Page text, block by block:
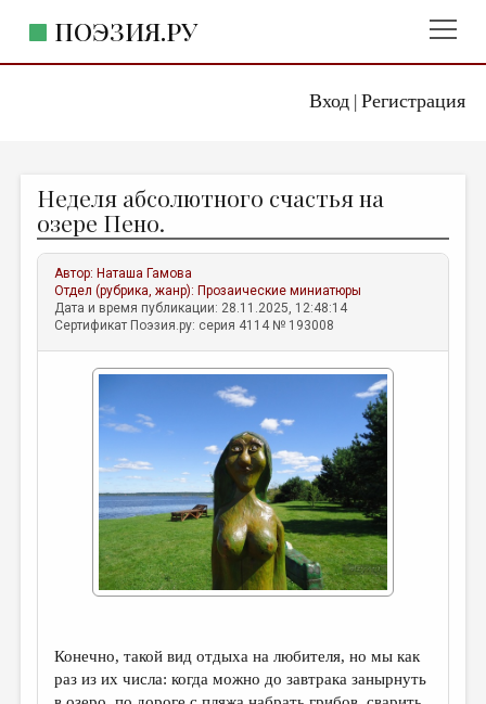
Вход| Регистрация
ПОЭЗИЯ.РУ
ЖАНРЫ
АВТОРЫ
КОММЕНТАРИИ
ЛИТСАЛОН
ДАЙДЖЕСТ
ПРОИЗВЕДЕНИЯ
ПЕРЕВОДЫ
ДЕТСКАЯ КОМНАТА
Неделя абсолютного счастья на
озере Пено.
Автор: Наташа Гамова
Отдел (рубрика, жанр): Прозаические миниатюры
Дата и время публикации: 28.11.2025, 12:48:14
Сертификат Поэзия.ру: серия 4114 № 193008
Конечно, такой вид отдыха на любителя, но мы как
раз из их числа: когда можно до завтрака занырнуть